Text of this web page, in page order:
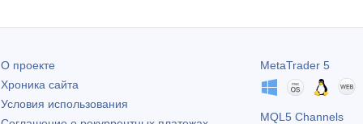
О проекте
Хроника сайта
Условия использования
MetaTrader 5
MQL5 Channels